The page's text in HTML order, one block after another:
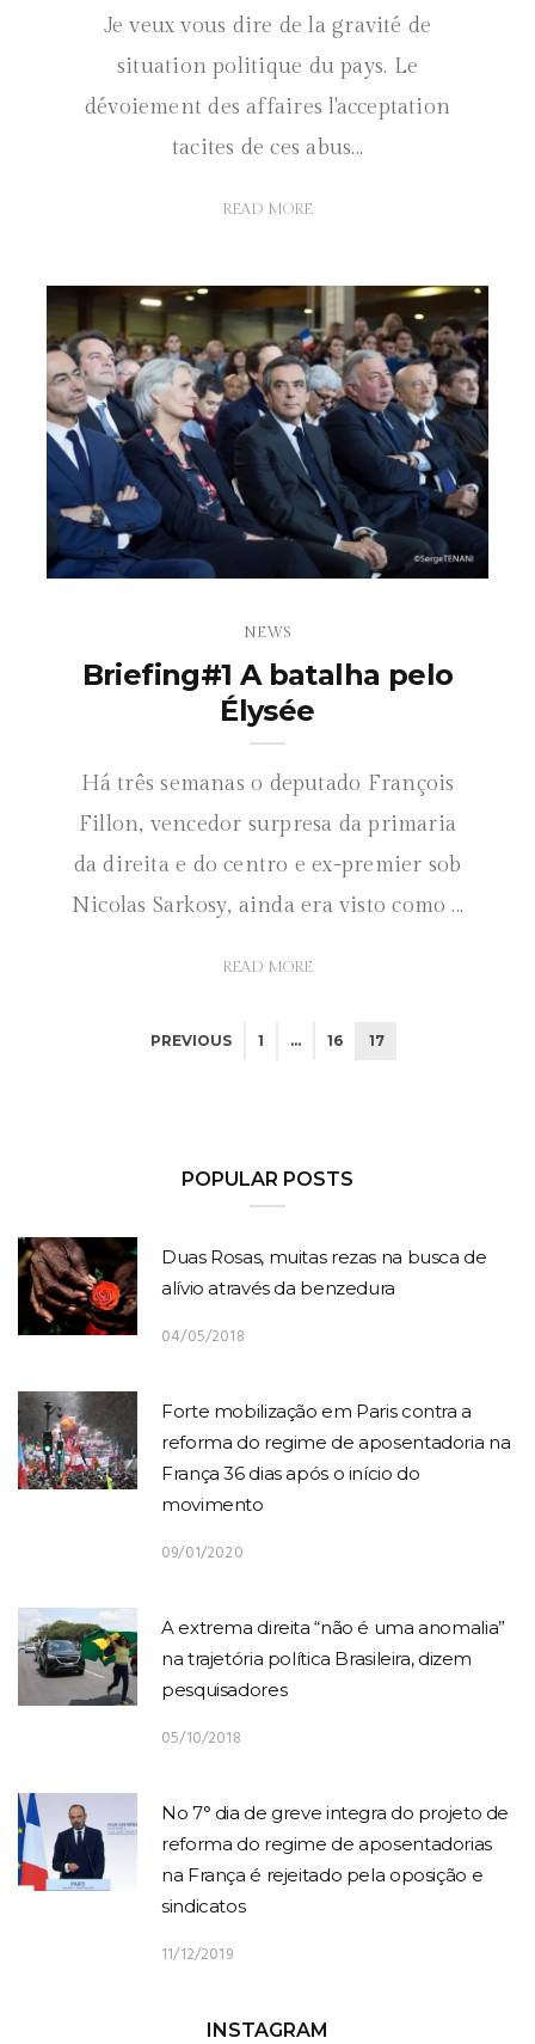
Je veux vous dire de la gravité de
situation politique du pays. Le
dévoiement des affaires l'acceptation
tacites de ces abus...
READ MORE
NEWS
Briefing#1 A batalha pelo
Élysée
Há três semanas o deputado François
Fillon, vencedor surpresa da primaria
da direita e do centro e ex-premier sob
Nicolas Sarkosy, ainda era visto como ...
READ MORE
PREVIOUS 1 … 16 17
POPULAR POSTS
Duas Rosas, muitas rezas na busca de
alívio através da benzedura
04/05/2018
Forte mobilização em Paris contra a
reforma do regime de aposentadoria na
França 36 dias após o início do
movimento
09/01/2020
A extrema direita “não é uma anomalia”
na trajetória política Brasileira, dizem
pesquisadores
05/10/2018
No 7° dia de greve integra do projeto de
reforma do regime de aposentadorias
na França é rejeitado pela oposição e
sindicatos
11/12/2019
INSTAGRAM